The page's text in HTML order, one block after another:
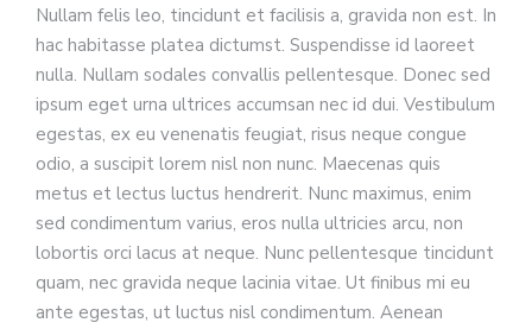
Nullam felis leo, tincidunt et facilisis a, gravida non est. In
hac habitasse platea dictumst. Suspendisse id laoreet
nulla. Nullam sodales convallis pellentesque. Donec sed
ipsum eget urna ultrices accumsan nec id dui. Vestibulum
egestas, ex eu venenatis feugiat, risus neque congue
odio, a suscipit lorem nisl non nunc. Maecenas quis
metus et lectus luctus hendrerit. Nunc maximus, enim
sed condimentum varius, eros nulla ultricies arcu, non
lobortis orci lacus at neque. Nunc pellentesque tincidunt
quam, nec gravida neque lacinia vitae. Ut finibus mi eu
ante egestas, ut luctus nisl condimentum. Aenean